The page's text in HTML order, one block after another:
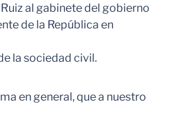
al gabinete del gobierno
de la República en
la sociedad civil.
en general, que a nuestro